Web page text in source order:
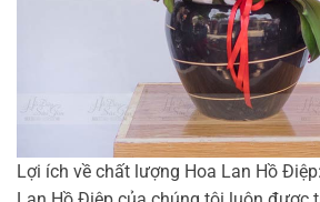
Lợi ích về chất lượng Hoa Lan Hồ